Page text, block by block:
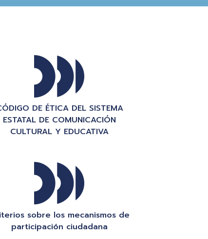
DE ÉTICA DEL SISTEMA
ESTATAL DE COMUNICACIÓN
CULTURAL Y EDUCATIVA
sobre los mecanismos de
participación ciudadana